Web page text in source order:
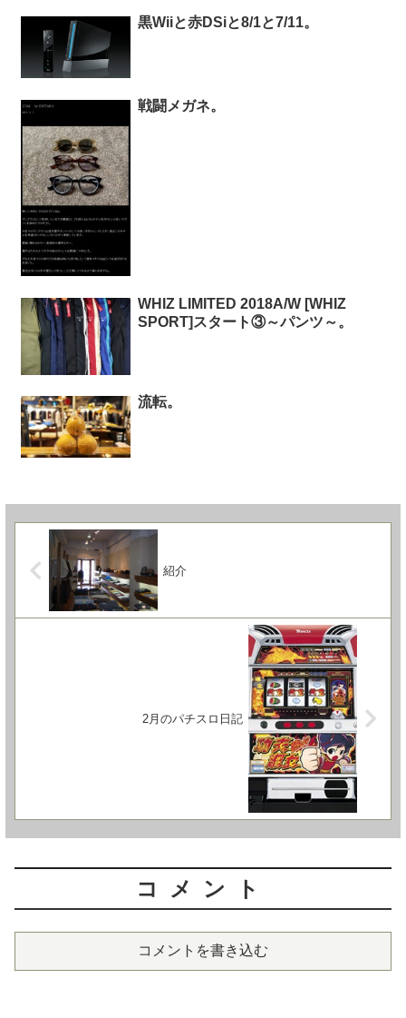
黒Wiiと赤DSiと8/1と7/11。
戦闘メガネ。
WHIZ LIMITED 2018A/W [WHIZ
SPORT]スタート③～パンツ～。
流転。
紹介
2月のパチスロ日記
コメント
コメントを書き込む